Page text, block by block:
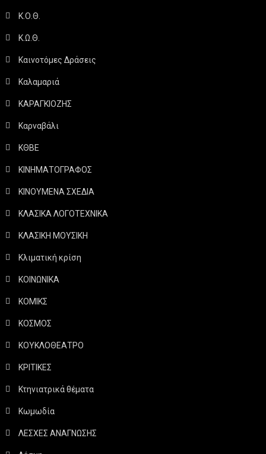
Κ.Ο.Θ.
Κ.Ω.Θ.
Καινοτόμες Δράσεις
Καλαμαριά
ΚΑΡΑΓΚΙΟΖΗΣ
Καρναβάλι
ΚΘΒΕ
ΚΙΝΗΜΑΤΟΓΡΑΦΟΣ
ΚΙΝΟΥΜΕΝΑ ΣΧΕΔΙΑ
ΚΛΑΣΙΚΑ ΛΟΓΟΤΕΧΝΙΚΑ
ΚΛΑΣΙΚΗ ΜΟΥΣΙΚΗ
Κλιματική κρίση
ΚΟΙΝΩΝΙΚΑ
ΚΟΜΙΚΣ
ΚΟΣΜΟΣ
ΚΟΥΚΛΟΘΕΑΤΡΟ
ΚΡΙΤΙΚΕΣ
Κτηνιατρικά θέματα
Κωμωδία
ΛΕΣΧΕΣ ΑΝΑΓΝΩΣΗΣ